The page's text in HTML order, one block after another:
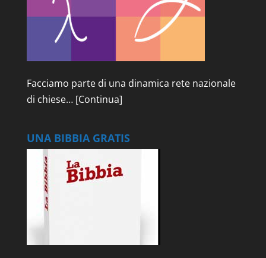
Facciamo parte di una dinamica rete nazionale
di chiese… [Continua]
UNA BIBBIA GRATIS